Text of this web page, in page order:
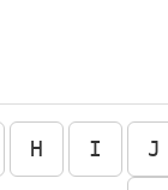
H I J